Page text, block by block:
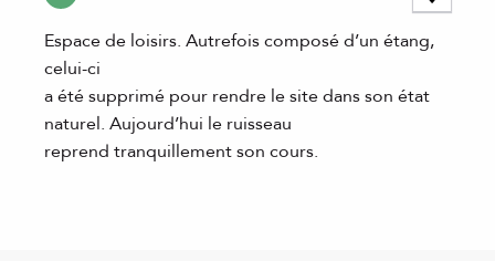
Espace de loisirs. Autrefois composé d’un étang,
celui-ci
a été supprimé pour rendre le site dans son état
naturel. Aujourd’hui le ruisseau
reprend tranquillement son cours.